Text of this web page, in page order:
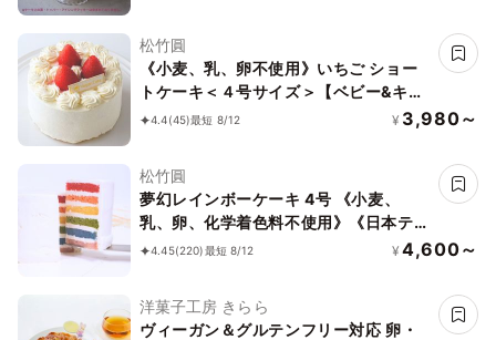
松竹圓
《小麦、乳、卵不使用》いちご ショー
トケーキ＜４号サイズ＞【ベビー&キッ
ズ】
4.4(45)最短 8/12 ¥ 3,980～
松竹圓
夢幻レインボーケーキ 4号 《小麦、
乳、卵、化学着色料不使用》《日本テレ
ビヒルナンデスの紹介作》【ベビー&キ
4.45(220)最短 8/12 ¥ 4,600～
洋菓子工房 きらら
ヴィーガン＆グルテンフリー対応 卵・